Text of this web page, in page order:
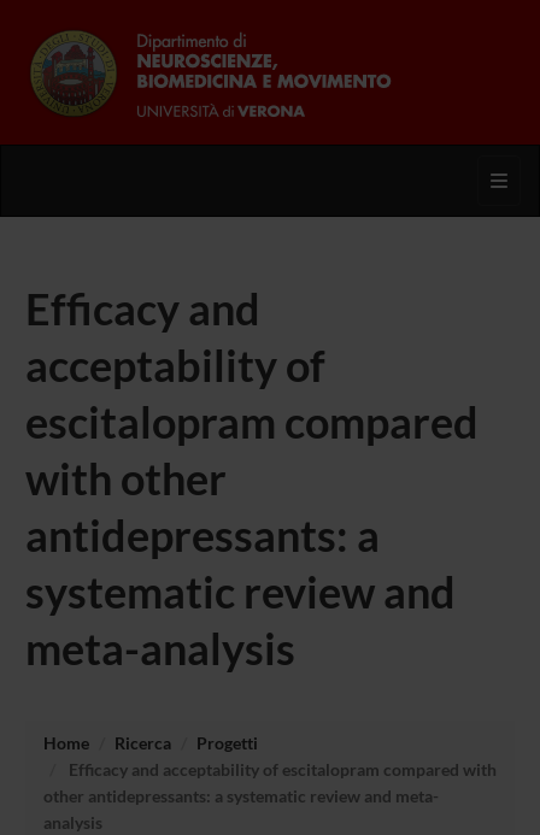
Efficacy and
acceptability of
escitalopram compared
with other
antidepressants: a
systematic review and
meta-analysis
Home Ricerca
Progetti
Efficacy and acceptability of escitalopram compared with
other antidepressants: a systematic review and meta-
analysis